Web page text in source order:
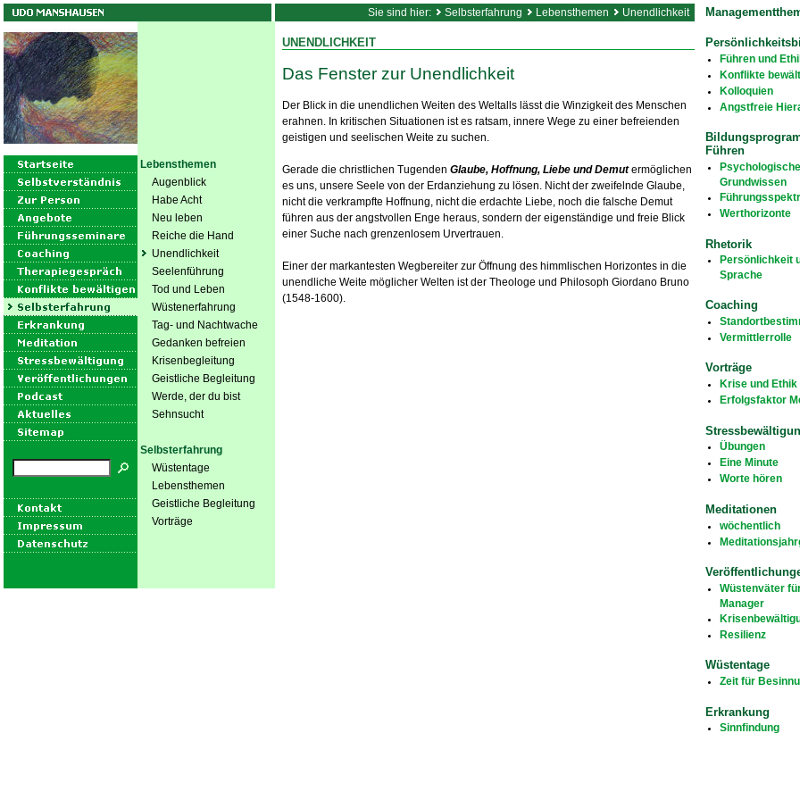
Sie sind hier: Selbsterfahrung Lebensthemen Unendlichkeit
Lebensthemen
Augenblick
Habe Acht
Neu leben
Reiche die Hand
Unendlichkeit
Seelenführung
Tod und Leben
Wüstenerfahrung
Tag- und Nachtwache
Gedanken befreien
Krisenbegleitung
Geistliche Begleitung
Werde, der du bist
Sehnsucht
Selbsterfahrung
Wüstentage
Lebensthemen
Geistliche Begleitung
Vorträge
UNENDLICHKEIT
Das Fenster zur Unendlichkeit
Der Blick in die unendlichen Weiten des Weltalls lässt die Winzigkeit des Menschen
erahnen. In kritischen Situationen ist es ratsam, innere Wege zu einer befreienden
geistigen und seelischen Weite zu suchen.
Gerade die christlichen Tugenden Glaube, Hoffnung, Liebe und Demutermöglichen
es uns, unsere Seele von der Erdanziehung zu lösen. Nicht der zweifelnde Glaube,
nicht die verkrampfte Hoffnung, nicht die erdachte Liebe, noch die falsche Demut
führen aus der angstvollen Enge heraus, sondern der eigenständige und freie Blick
einer Suche nach grenzenlosem Urvertrauen.
Einer der markantesten Wegbereiter zur Öffnung des himmlischen Horizontes in die
unendliche Weite möglicher Welten ist der Theologe und Philosoph Giordano Bruno
(1548-1600).
Führen und
Konflikte
Kolloquien
Angstfreie
Führen
Grundwissen
Werthorizonte
Rhetorik
Persönlichkeit
Sprache
Coaching
Vermittlerrolle
Vorträge
Krise und Ethik
Erfolgsfaktor
Übungen
Eine Minute
Worte hören
Meditationen
wöchentlich
Wüstenväter
Manager
Resilienz
Wüstentage
Zeit für
Erkrankung
Sinnfindung